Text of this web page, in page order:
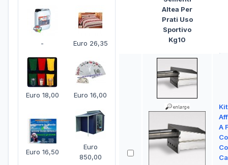
- Euro 26,35
Euro 18,00 Euro 16,00
Euro 16,50
Euro
850,00
Altea Per
Prati Uso
Sportivo
Kg10
Kit
A